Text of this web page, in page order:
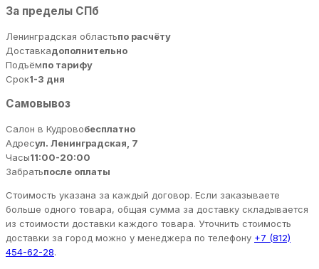
За пределы СПб
Ленинградская областьпо расчёту
Доставкадополнительно
Подъёмпо тарифу
Срок1-3 дня
Самовывоз
Салон в Кудровобесплатно
Адресул. Ленинградская, 7
Часы11:00-20:00
Забратьпосле оплаты
Стоимость указана за каждый договор. Если заказываете
больше одного товара, общая сумма за доставку складывается
из стоимости доставки каждого товара. Уточнить стоимость
доставки за город можно у менеджера по телефону +7 (812)
454-62-28.